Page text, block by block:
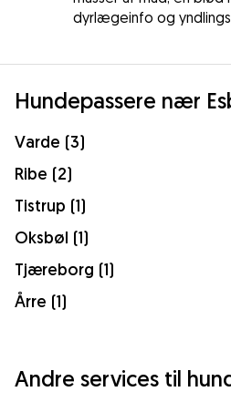
dyrlægeinfo og
Hundepassere nær
Varde (3)
Ribe (2)
Tistrup (1)
Oksbøl (1)
Tjæreborg (1)
Årre (1)
Andre services til